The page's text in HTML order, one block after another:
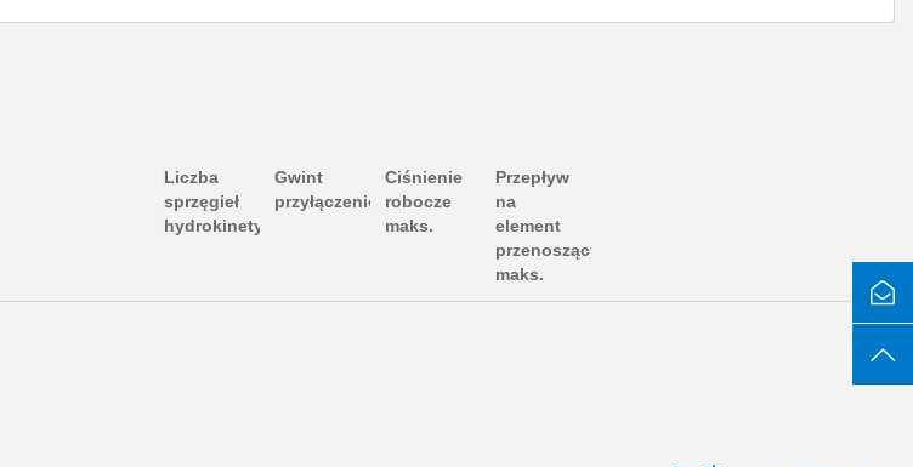
Liczba
sprzęgieł
hydrokinetycznych
Gwint
przyłączeniowy
Ciśnienie
robocze
maks.
Przepływ
na
element
przenoszący
maks.